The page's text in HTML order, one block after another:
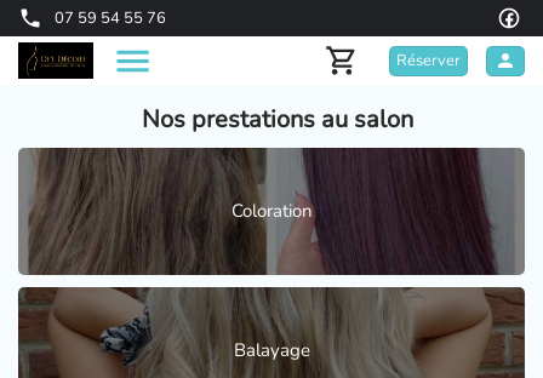
07 59 54 55 76
Réserver
Nos prestations au salon
Coloration
Balayage